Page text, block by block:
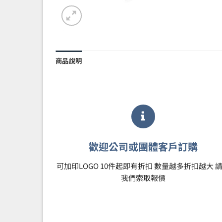
商品說明
歡迎公司或團體客戶訂購
可加印LOGO 10件起即有折扣 數量越多折扣越大
我們索取報價